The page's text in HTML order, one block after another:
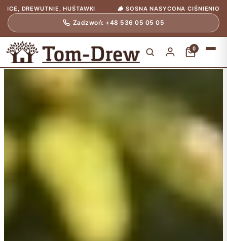
🪵 SOSNA NASYCONA CIŚNIENIOWO TANALITH E 🇵🇱 POLSKIE
Zadzwoń: +48 536 05 05 05
0